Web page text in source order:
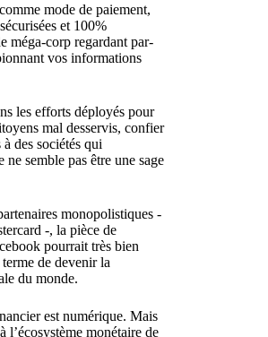
mode de paiement,
et 100%
méga-corp regardant par-
vos informations
les efforts déployés pour
mal desservis, confier
des sociétés qui
semble pas être une sage
monopolistiques -
-, la pièce de
pourrait très bien
de devenir la
du monde.
est numérique. Mais
l’écosystème monétaire de